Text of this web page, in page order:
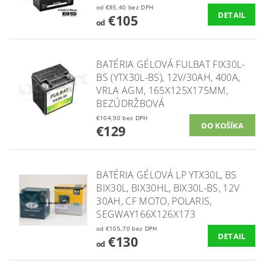
od €85,40 bez DPH
od€105 DETAIL
BATÉRIA GÉLOVÁ FULBAT FIX30L-
BS (YTX30L-BS), 12V/30AH, 400A,
VRLA AGM, 165X125X175MM,
BEZÚDRŽBOVÁ
€104,90 bez DPH
€129
BATÉRIA GÉLOVÁ LP YTX30L, BS
BIX30L, BIX30HL, BIX30L-BS, 12V
30AH, CF MOTO, POLARIS,
SEGWAY166X126X173
od €105,70 bez DPH
od€130 DETAIL